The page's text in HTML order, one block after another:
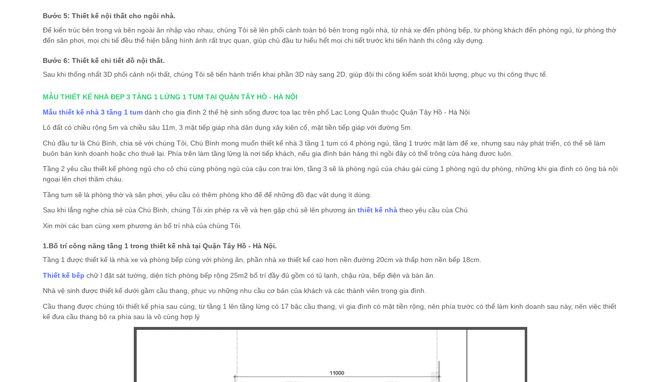
Bước 5: Thiết kế nội thất cho ngôi nhà.
Để kiến trúc bên trong và bên ngoài ăn nhập vào nhau, chúng Tôi sẽ lên phối cảnh toàn bộ bên trong ngôi nhà, từ nhà xe đến phòng bếp, từ phòng khách đến phòng ngủ, từ phòng thờ
đến sân phơi, mọi chi tiế đều thể hiện bằng hình ảnh rất trực quan, giúp chủ đầu tư hiểu hết mọi chi tiết trước khi tiến hành thi công xây dựng.
Bước 6: Thiết kế chi tiết đồ nội thất.
Sau khi thống nhất 3D phối cảnh nội thất, chúng Tôi sẽ tiến hành triển khai phần 3D này sang 2D, giúp đội thi công kiểm soát khôi lượng, phục vụ thi công thực tế.
MẪU THIẾT KẾ NHÀ ĐẸP 3 TẦNG 1 LỬNG 1 TUM TẠI QUẬN TÂY HỒ - HÀ NỘI
Mẫu thiết kế nhà 3 tầng 1 tum dành cho gia đình 2 thế hệ sinh sống đươc tọa lạc trên phố Lạc Long Quân thuộc Quận Tây Hồ - Hà Nội
Lô đất có chiều rộng 5m và chiều sâu 11m, 3 mặt tiếp giáp nhà dân dụng xây kiên cố, mặt tiền tiếp giáp với đường 5m.
Chủ đầu tư là Chú Bình, chia sẻ với chúng Tôi, Chú Bình mong muốn thiết kế nhà 3 tầng 1 tum có 4 phòng ngủ, tầng 1 trước mặt làm để xe, nhưng sau này phát triển, có thể sẽ làm
buôn bán kinh doanh hoặc cho thuê lại. Phía trên làm tầng lửng là nơi tiếp khách, nếu gia đình bán hàng thì ngồi đây có thể trông cửa hàng đươc luôn.
Tầng 2 yêu cầu thiết kế phòng ngủ cho cô chú cùng phòng ngủ của cậu con trai lớn, tầng 3 sẽ là phòng ngủ của cháu gái cùng 1 phòng ngủ dự phòng, những khi gia đình có ông bà nội
ngoại lên chơi thăm cháu.
Tầng tum sẽ là phòng thờ và sân phơi, yêu cầu có thêm phòng kho để để những đồ đạc vật dụng ít dùng.
Sau khi lắng nghe chia sẻ của Chú Bình, chúng Tôi xin phép ra về và hẹn gặp chú sẽ lên phương án thiết kế nhà theo yêu cầu của Chú
Xin mời các bạn cùng xem phương án bố trí nhà của chúng Tôi.
1.Bố trí công năng tầng 1 trong thiết kế nhà tại Quận Tây Hồ - Hà Nội.
Tầng 1 được thiết kế là nhà xe và phòng bếp cùng với phòng ăn, phần nhà xe thiết kế cao hơn nền đường 20cm và thấp hơn nền bếp 18cm.
Thiết kế bếp chữ I đặt sát tường, diện tích phòng bếp rộng 25m2 bố trí đầy đủ gồm có tủ lạnh, chậu rửa, bếp điện và bàn ăn.
Nhà vệ sinh được thiết kế dưới gầm cầu thang, phục vụ những nhu cầu cơ bản của khách và các thành viên trong gia đình.
Cầu thang được chúng tôi thiết kế phía sau cùng, từ tầng 1 lên tầng lửng có 17 bậc cầu thang, vì gia đình có mặt tiền rộng, nên phía trước có thể làm kinh doanh sau này, nên việc thiết
kế đưa cầu thang bộ ra phía sau là vô cùng hợp lý